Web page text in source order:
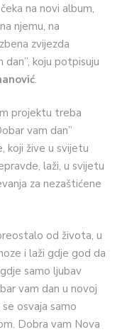
na novi album,
njemu, na
zvijezda
dan”, koju potpisuju
.
projektu treba
vam dan”
koji žive u svijetu
laži, u svijetu
za nezaštićene
od života, u
i laži gdje god da
samo ljubav
vam dan u novoj
osvaja samo
Dobra vam Nova